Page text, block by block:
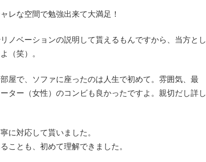
レな空間で勉強出来て大満足！
ノベーションの説明して貰えるもんですから、当方とし
（笑）。
屋で、ソファに座ったのは人生で初めて。雰囲気、最
ー（女性）のコンビも良かったですよ。親切だし詳し
に対応して貰いました。
ことも、初めて理解できました。